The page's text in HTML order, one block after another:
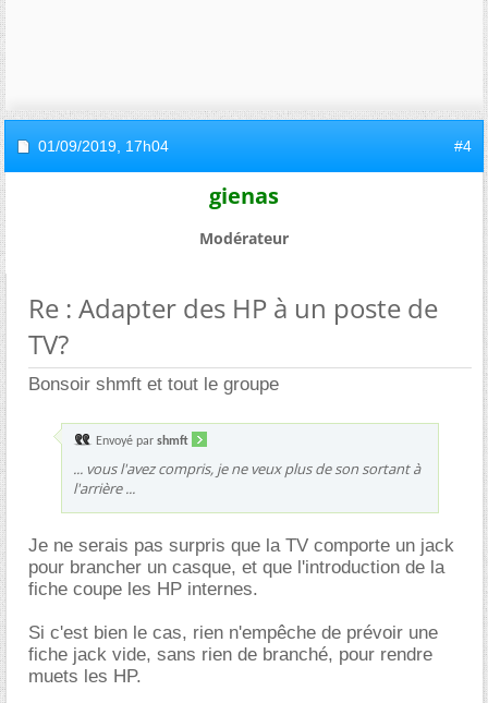
01/09/2019, 17h04 #4
gienas
Modérateur
Re : Adapter des HP à un poste de
TV?
Bonsoir shmft et tout le groupe
Envoyé par shmft
... vous l'avez compris, je ne veux plus de son sortant à
l'arrière ...
Je ne serais pas surpris que la TV comporte un jack
pour brancher un casque, et que l'introduction de la
fiche coupe les HP internes.
Si c'est bien le cas, rien n'empêche de prévoir une
fiche jack vide, sans rien de branché, pour rendre
muets les HP.